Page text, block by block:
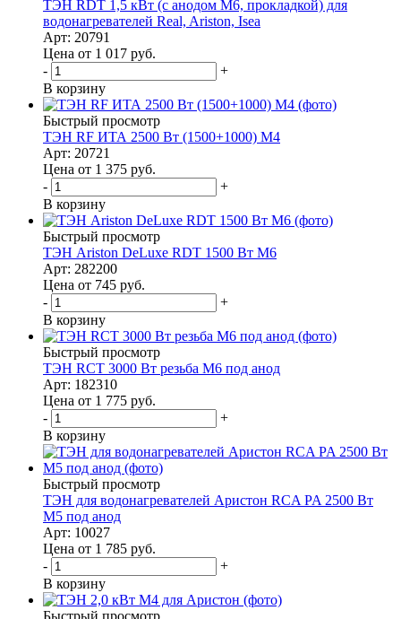
ТЭН RDT 1,5 кВт (с анодом М6, прокладкой) для
водонагревателей Real, Ariston, Isea
Арт: 20791
Цена от 1 017 руб.
-
+
В корзину
Быстрый просмотр
ТЭН RF ИТА 2500 Вт (1500+1000) M4
Арт: 20721
Цена от 1 375 руб.
-
+
В корзину
Быстрый просмотр
ТЭН Ariston DeLuxe RDT 1500 Вт М6
Арт: 282200
Цена от 745 руб.
-
+
В корзину
Быстрый просмотр
ТЭН RCT 3000 Вт резьба M6 под анод
Арт: 182310
Цена от 1 775 руб.
-
+
В корзину
Быстрый просмотр
ТЭН для водонагревателей Аристон RCA PA 2500 Вт
M5 под анод
Арт: 10027
Цена от 1 785 руб.
-
+
В корзину
Быстрый просмотр